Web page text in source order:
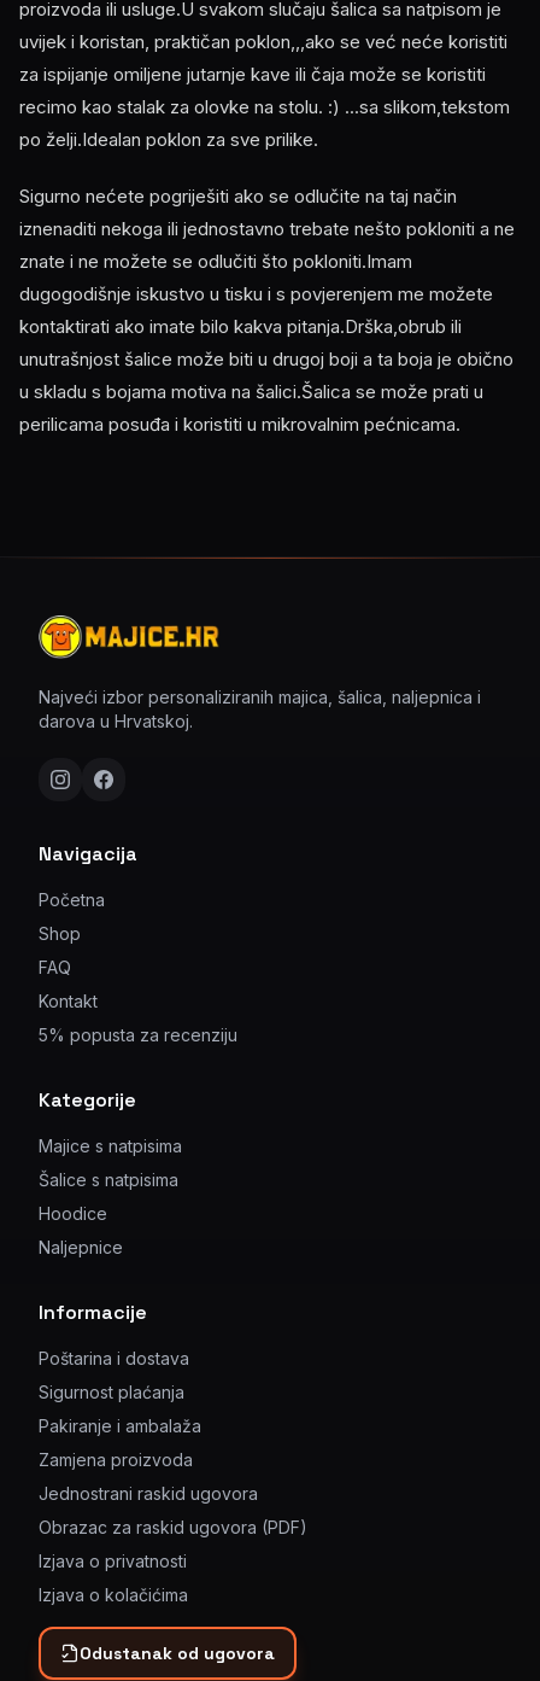
proizvoda ili usluge.U svakom slučaju šalica sa natpisom je
uvijek i koristan, praktičan poklon,,,ako se već neće koristiti
za ispijanje omiljene jutarnje kave ili čaja može se koristiti
recimo kao stalak za olovke na stolu. :) ...sa slikom,tekstom
po želji.Idealan poklon za sve prilike.
Sigurno nećete pogriješiti ako se odlučite na taj način
iznenaditi nekoga ili jednostavno trebate nešto pokloniti a ne
znate i ne možete se odlučiti što pokloniti.Imam
dugogodišnje iskustvo u tisku i s povjerenjem me možete
kontaktirati ako imate bilo kakva pitanja.Drška,obrub ili
unutrašnjost šalice može biti u drugoj boji a ta boja je obično
u skladu s bojama motiva na šalici.Šalica se može prati u
perilicama posuđa i koristiti u mikrovalnim pećnicama.
Najveći izbor personaliziranih majica, šalica, naljepnica i
darova u Hrvatskoj.
Navigacija
Početna
Shop
FAQ
Kontakt
5% popusta za recenziju
Kategorije
Majice s natpisima
Šalice s natpisima
Hoodice
Naljepnice
Informacije
Poštarina i dostava
Sigurnost plaćanja
Pakiranje i ambalaža
Zamjena proizvoda
Jednostrani raskid ugovora
Obrazac za raskid ugovora (PDF)
Izjava o privatnosti
Izjava o kolačićima
Odustanak od ugovora